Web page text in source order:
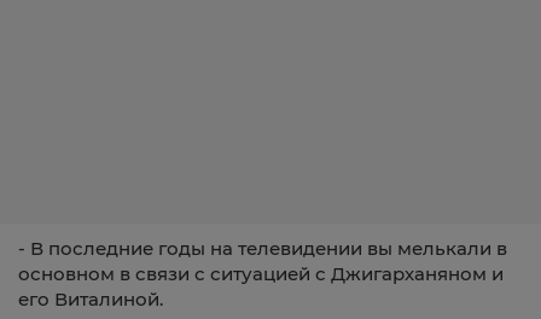
- В последние годы на телевидении вы мелькали в
основном в связи с ситуацией с Джигарханяном и
его Виталиной.